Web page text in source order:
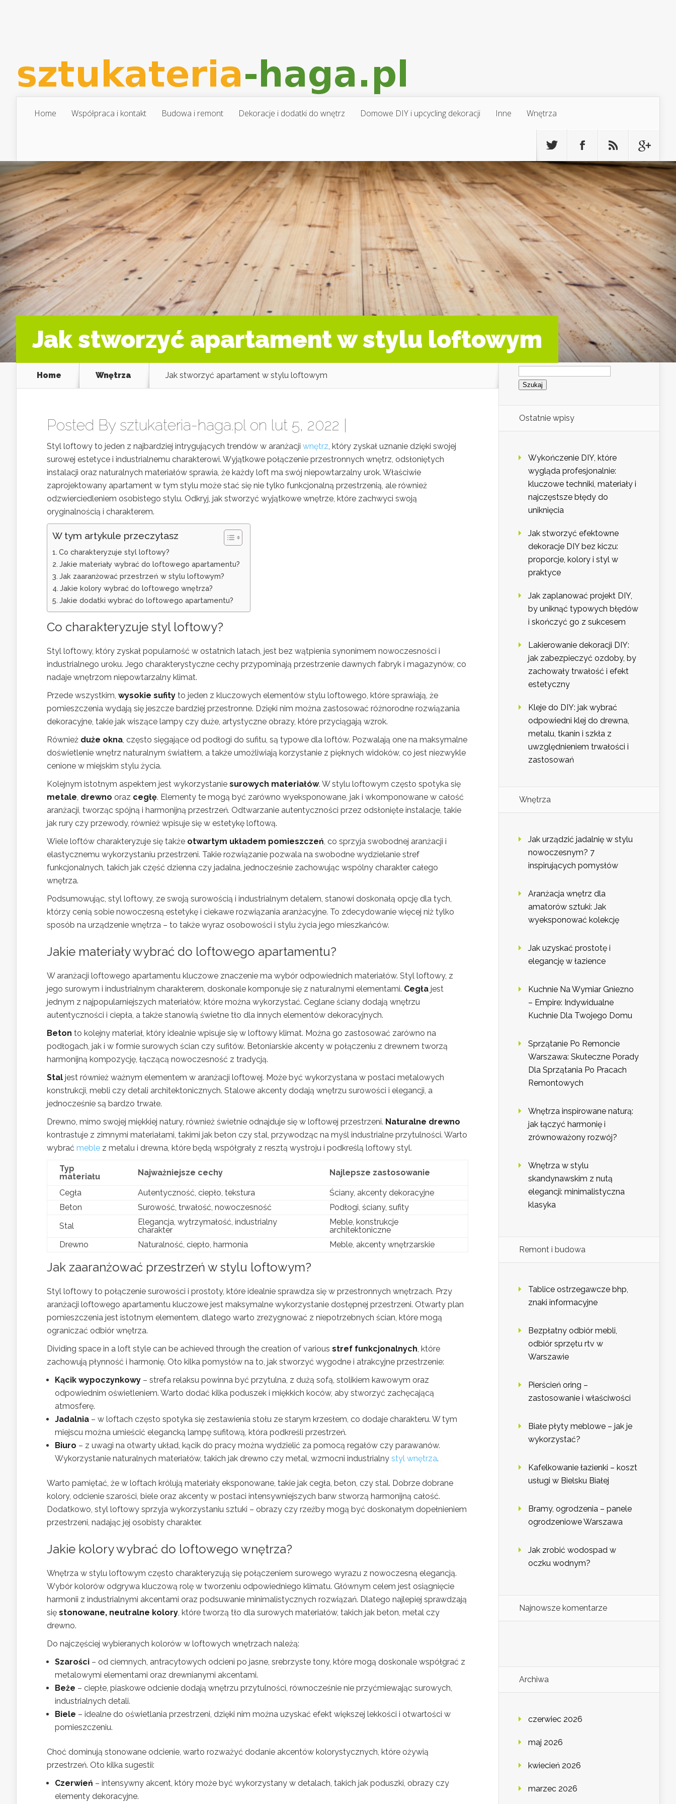
Home Współpraca i kontakt Budowa i remont Dekoracje i dodatki do wnętrz Domowe DIY i upcycling dekoracji Inne Wnętrza
Jak stworzyć apartament w stylu loftowym
Home Wnętrza Jak stworzyć apartament w stylu loftowym
Posted By sztukateria-haga.plon lut 5, 2022 |
Styl loftowy to jeden z najbardziej intrygujących trendów w aranżacji wnętrz, który zyskał uznanie dzięki swojej
surowej estetyce i industrialnemu charakterowi. Wyjątkowe połączenie przestronnych wnętrz, odsłoniętych
instalacji oraz naturalnych materiałów sprawia, że każdy loft ma swój niepowtarzalny urok. Właściwie
zaprojektowany apartament w tym stylu może stać się nie tylko funkcjonalną przestrzenią, ale również
odzwierciedleniem osobistego stylu. Odkryj, jak stworzyć wyjątkowe wnętrze, które zachwyci swoją
oryginalnością i charakterem.
W tym artykule przeczytasz
Co charakteryzuje styl loftowy?
Jakie materiały wybrać do loftowego apartamentu?
Jak zaaranżować przestrzeń w stylu loftowym?
Jakie kolory wybrać do loftowego wnętrza?
Jakie dodatki wybrać do loftowego apartamentu?
Co charakteryzuje styl loftowy?
Styl loftowy, który zyskał popularność w ostatnich latach, jest bez wątpienia synonimem nowoczesności i
industrialnego uroku. Jego charakterystyczne cechy przypominają przestrzenie dawnych fabryk i magazynów, co
nadaje wnętrzom niepowtarzalny klimat.
Przede wszystkim, wysokie sufity to jeden z kluczowych elementów stylu loftowego, które sprawiają, że
pomieszczenia wydają się jeszcze bardziej przestronne. Dzięki nim można zastosować różnorodne rozwiązania
dekoracyjne, takie jak wiszące lampy czy duże, artystyczne obrazy, które przyciągają wzrok.
Również duże okna, często sięgające od podłogi do sufitu, są typowe dla loftów. Pozwalają one na maksymalne
doświetlenie wnętrz naturalnym światłem, a także umożliwiają korzystanie z pięknych widoków, co jest niezwykle
cenione w miejskim stylu życia.
Kolejnym istotnym aspektem jest wykorzystanie surowych materiałów. W stylu loftowym często spotyka się
metale, drewno oraz cegłę. Elementy te mogą być zarówno wyeksponowane, jak i wkomponowane w całość
aranżacji, tworząc spójną i harmonijną przestrzeń. Odtwarzanie autentyczności przez odsłonięte instalacje, takie
jak rury czy przewody, również wpisuje się w estetykę loftową.
Wiele loftów charakteryzuje się także otwartym układem pomieszczeń, co sprzyja swobodnej aranżacji i
elastycznemu wykorzystaniu przestrzeni. Takie rozwiązanie pozwala na swobodne wydzielanie stref
funkcjonalnych, takich jak część dzienna czy jadalna, jednocześnie zachowując wspólny charakter całego
wnętrza.
Podsumowując, styl loftowy, ze swoją surowością i industrialnym detalem, stanowi doskonałą opcję dla tych,
którzy cenią sobie nowoczesną estetykę i ciekawe rozwiązania aranżacyjne. To zdecydowanie więcej niż tylko
sposób na urządzenie wnętrza – to także wyraz osobowości i stylu życia jego mieszkańców.
Jakie materiały wybrać do loftowego apartamentu?
W aranżacji loftowego apartamentu kluczowe znaczenie ma wybór odpowiednich materiałów. Styl loftowy, z
jego surowym i industrialnym charakterem, doskonale komponuje się z naturalnymi elementami. Cegła jest
jednym z najpopularniejszych materiałów, które można wykorzystać. Ceglane ściany dodają wnętrzu
autentyczności i ciepła, a także stanowią świetne tło dla innych elementów dekoracyjnych.
Beton to kolejny materiał, który idealnie wpisuje się w loftowy klimat. Można go zastosować zarówno na
podłogach, jak i w formie surowych ścian czy sufitów. Betoniarskie akcenty w połączeniu z drewnem tworzą
harmonijną kompozycję, łączącą nowoczesność z tradycją.
Stal jest również ważnym elementem w aranżacji loftowej. Może być wykorzystana w postaci metalowych
konstrukcji, mebli czy detali architektonicznych. Stalowe akcenty dodają wnętrzu surowości i elegancji, a
jednocześnie są bardzo trwałe.
Drewno, mimo swojej miękkiej natury, również świetnie odnajduje się w loftowej przestrzeni. Naturalne drewno
kontrastuje z zimnymi materiałami, takimi jak beton czy stal, przywodząc na myśl industrialne przytulności. Warto
wybrać meble z metalu i drewna, które będą współgrały z resztą wystroju i podkreślą loftowy styl.
Typ
materiału
Najważniejsze cechy Najlepsze zastosowanie
Cegła Autentyczność, ciepło, tekstura
Ściany, akcenty dekoracyjne
Beton
Surowość, trwałość, nowoczesność
Podłogi, ściany, sufity
Stal
Elegancja, wytrzymałość, industrialny
charakter
Meble, konstrukcje
architektoniczne
Drewno
Naturalność, ciepło, harmonia Meble, akcenty wnętrzarskie
Jak zaaranżować przestrzeń w stylu loftowym?
Styl loftowy to połączenie surowości i prostoty, które idealnie sprawdza się w przestronnych wnętrzach. Przy
aranżacji loftowego apartamentu kluczowe jest maksymalne wykorzystanie dostępnej przestrzeni. Otwarty plan
pomieszczenia jest istotnym elementem, dlatego warto zrezygnować z niepotrzebnych ścian, które mogą
ograniczać odbiór wnętrza.
Dividing space in a loft style can be achieved through the creation of various stref funkcjonalnych, które
zachowują płynność i harmonię. Oto kilka pomysłów na to, jak stworzyć wygodne i atrakcyjne przestrzenie:
Kącik wypoczynkowy – strefa relaksu powinna być przytulna, z dużą sofą, stolikiem kawowym oraz
odpowiednim oświetleniem. Warto dodać kilka poduszek i miękkich koców, aby stworzyć zachęcającą
atmosferę.
Jadalnia – w loftach często spotyka się zestawienia stołu ze starym krzesłem, co dodaje charakteru. W tym
miejscu można umieścić elegancką lampę sufitową, która podkreśli przestrzeń.
Biuro – z uwagi na otwarty układ, kącik do pracy można wydzielić za pomocą regałów czy parawanów.
Wykorzystanie naturalnych materiałów, takich jak drewno czy metal, wzmocni industrialny styl wnętrza.
Warto pamiętać, że w loftach królują materiały eksponowane, takie jak cegła, beton, czy stal. Dobrze dobrane
kolory, odcienie szarości, biele oraz akcenty w postaci intensywniejszych barw stworzą harmonijną całość.
Dodatkowo, styl loftowy sprzyja wykorzystaniu sztuki – obrazy czy rzeźby mogą być doskonałym dopełnieniem
przestrzeni, nadając jej osobisty charakter.
Jakie kolory wybrać do loftowego wnętrza?
Wnętrza w stylu loftowym często charakteryzują się połączeniem surowego wyrazu z nowoczesną elegancją.
Wybór kolorów odgrywa kluczową rolę w tworzeniu odpowiedniego klimatu. Głównym celem jest osiągnięcie
harmonii z industrialnymi akcentami oraz podsuwanie minimalistycznych rozwiązań. Dlatego najlepiej sprawdzają
się stonowane, neutralne kolory, które tworzą tło dla surowych materiałów, takich jak beton, metal czy
drewno.
Do najczęściej wybieranych kolorów w loftowych wnętrzach należą:
Szarości – od ciemnych, antracytowych odcieni po jasne, srebrzyste tony, które mogą doskonale współgrać z
metalowymi elementami oraz drewnianymi akcentami.
Beże – ciepłe, piaskowe odcienie dodają wnętrzu przytulności, równocześnie nie przyćmiewając surowych,
industrialnych detali.
Biele – idealne do oświetlania przestrzeni, dzięki nim można uzyskać efekt większej lekkości i otwartości w
pomieszczeniu.
Choć dominują stonowane odcienie, warto rozważyć dodanie akcentów kolorystycznych, które ożywią
przestrzeń. Oto kilka sugestii:
Czerwień – intensywny akcent, który może być wykorzystany w detalach, takich jak poduszki, obrazy czy
elementy dekoracyjne.
Szukaj:
Ostatnie wpisy
Wykończenie DIY, które
wygląda profesjonalnie:
kluczowe techniki, materiały i
najczęstsze błędy do
uniknięcia
Jak stworzyć efektowne
dekoracje DIY bez kiczu:
proporcje, kolory i styl w
praktyce
Jak zaplanować projekt DIY,
by uniknąć typowych błędów
i skończyć go z sukcesem
Lakierowanie dekoracji DIY:
jak zabezpieczyć ozdoby, by
zachowały trwałość i efekt
estetyczny
Kleje do DIY: jak wybrać
odpowiedni klej do drewna,
metalu, tkanin i szkła z
uwzględnieniem trwałości i
zastosowań
Wnętrza
Jak urządzić jadalnię w stylu
nowoczesnym? 7
inspirujących pomysłów
Aranżacja wnętrz dla
amatorów sztuki: Jak
wyeksponować kolekcję
Jak uzyskać prostotę i
elegancję w łazience
Kuchnie Na Wymiar Gniezno
– Empire: Indywidualne
Kuchnie Dla Twojego Domu
Sprzątanie Po Remoncie
Warszawa: Skuteczne Porady
Dla Sprzątania Po Pracach
Remontowych
Wnętrza inspirowane naturą:
jak łączyć harmonię i
zrównoważony rozwój?
Wnętrza w stylu
skandynawskim z nutą
elegancji: minimalistyczna
klasyka
Remont i budowa
Tablice ostrzegawcze bhp,
znaki informacyjne
Bezpłatny odbiór mebli,
odbiór sprzętu rtv w
Warszawie
Pierścień oring –
zastosowanie i właściwości
Białe płyty meblowe – jak je
wykorzystać?
Kafelkowanie łazienki – koszt
usługi w Bielsku Białej
Bramy, ogrodzenia – panele
ogrodzeniowe Warszawa
Jak zrobić wodospad w
oczku wodnym?
Najnowsze komentarze
Archiwa
czerwiec 2026
maj 2026
kwiecień 2026
marzec 2026